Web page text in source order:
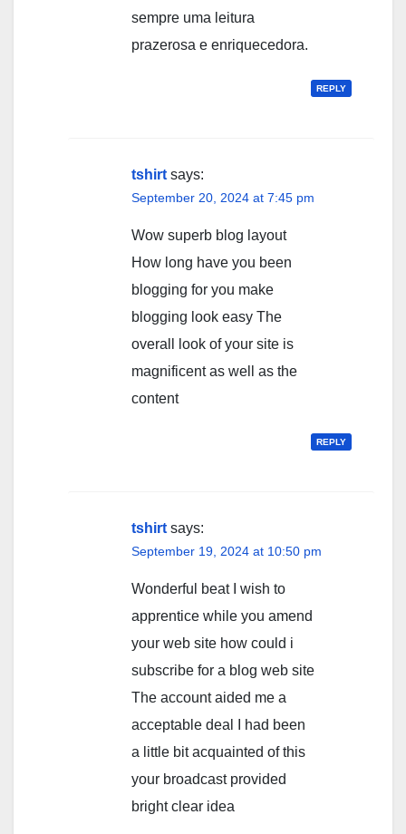
sempre uma leitura
prazerosa e enriquecedora.
REPLY
tshirt says:
September 20, 2024 at 7:45 pm
Wow superb blog layout
How long have you been
blogging for you make
blogging look easy The
overall look of your site is
magnificent as well as the
content
REPLY
tshirt says:
September 19, 2024 at 10:50 pm
Wonderful beat I wish to
apprentice while you amend
your web site how could i
subscribe for a blog web site
The account aided me a
acceptable deal I had been
a little bit acquainted of this
your broadcast provided
bright clear idea